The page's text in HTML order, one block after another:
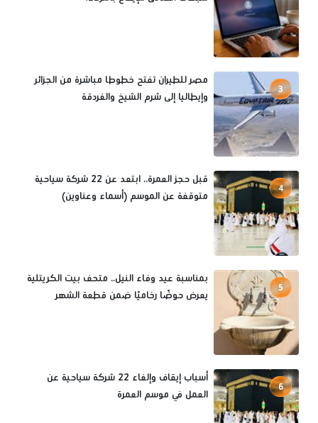
3
مصر للطيران تفتح خطوطا مباشرة من الجزائر
وإيطاليا إلى شرم الشيخ والغردقة
4
قبل حجز العمرة.. ابتعد عن 22 شركة سياحية
متوقفة عن الموسم (أسماء وعناوين)
5
بمناسبة عيد وفاء النيل.. متحف بيت الكريتلية
يعرض حوضًا رخاميًا ضمن قطعة الشهر
6
أسباب إيقاف وإلغاء 22 شركة سياحية عن
العمل في موسم العمرة